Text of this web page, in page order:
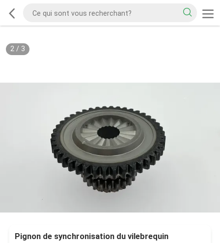
2/ 3
Pignon de synchronisation du vilebrequin